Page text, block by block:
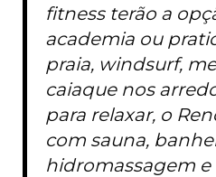
fitness terão a
academia ou
praia, windsurf,
caiaque nos
para relaxar, o
com sauna,
hidromassagem